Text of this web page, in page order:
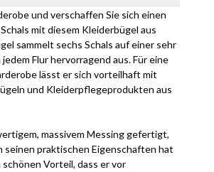
und verschaffen Sie sich einen
mit diesem Kleiderbügel aus
sammelt sechs Schals auf einer sehr
Flur hervorragend aus. Für eine
lässt er sich vorteilhaft mit
und Kleiderpflegeprodukten aus
massivem Messing gefertigt,
seinen praktischen Eigenschaften hat
Vorteil, dass er vor